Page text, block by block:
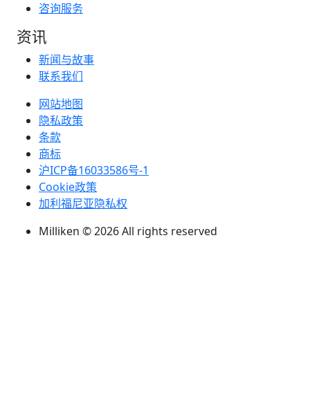
咨询服务
资讯
新闻与故事
联系我们
网站地图
隐私政策
条款
商标
沪ICP备16033586号-1
Cookie政策
加利福尼亚隐私权
Milliken © 2026 All rights reserved